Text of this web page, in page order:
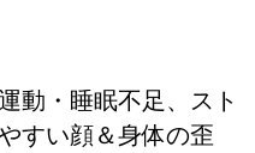
動・睡眠不足、スト
すい顔＆身体の歪